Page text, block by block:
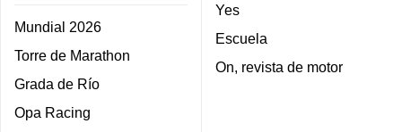
Mundial 2026
Torre de Marathon
Grada de Río
Opa Racing
Yes
Escuela
On, revista de motor